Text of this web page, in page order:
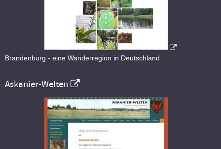
Brandenburg - eine Wanderregion in Deutschland
Askanier-Welten